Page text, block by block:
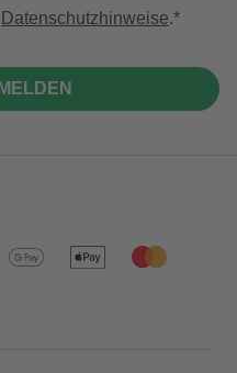
Datenschutzhinweise.